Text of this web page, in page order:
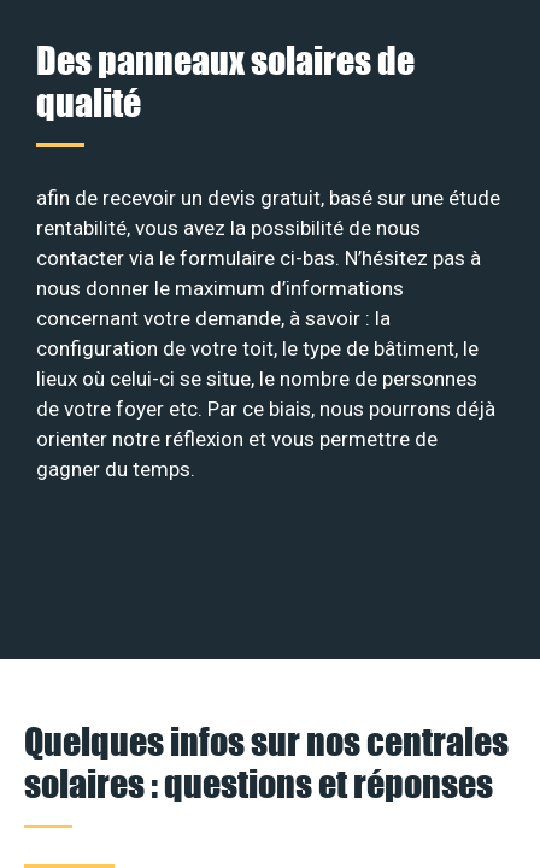
Des panneaux solaires de
qualité
afin de recevoir un devis gratuit, basé sur une étude
rentabilité, vous avez la possibilité de nous
contacter via le formulaire ci-bas. N’hésitez pas à
nous donner le maximum d’informations
concernant votre demande, à savoir : la
configuration de votre toit, le type de bâtiment, le
lieux où celui-ci se situe, le nombre de personnes
de votre foyer etc. Par ce biais, nous pourrons déjà
orienter notre réflexion et vous permettre de
gagner du temps.
Quelques infos sur nos centrales
solaires : questions et réponses